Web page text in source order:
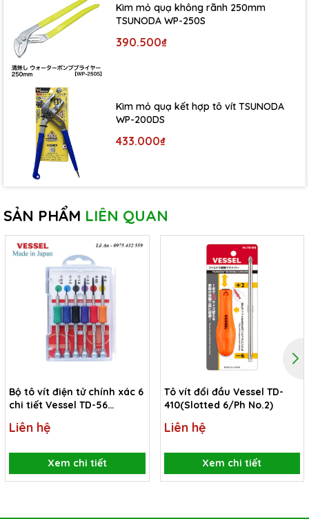
Kìm mỏ quạ không rãnh 250mm
TSUNODA WP-250S
390.500₫
Kìm mỏ quạ kết hợp tô vít TSUNODA
WP-200DS
433.000₫
SẢN PHẨM LIÊN QUAN
Bộ tô vít điện tử chính xác 6
chi tiết Vessel TD-56
Liên hệ
Xem chi tiết
Tô vít đổi đầu Vessel TD-
410(Slotted 6/Ph No.2)
Liên hệ
Xem chi tiết